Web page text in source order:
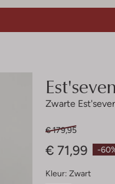
Est'seven
Zwarte
-
€ 179,95
€ 71,99
Kleur: Zwart